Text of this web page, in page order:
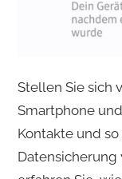
Stellen Sie sich
Smartphone
Kontakte und
Datensicherung